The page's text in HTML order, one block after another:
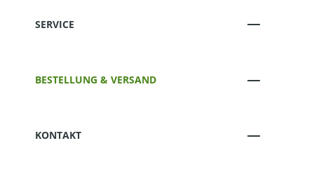
SERVICE
BESTELLUNG & VERSAND
KONTAKT